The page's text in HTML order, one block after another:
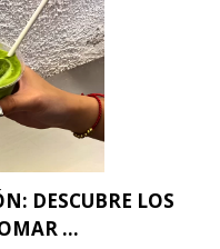
DESCUBRE LOS
...